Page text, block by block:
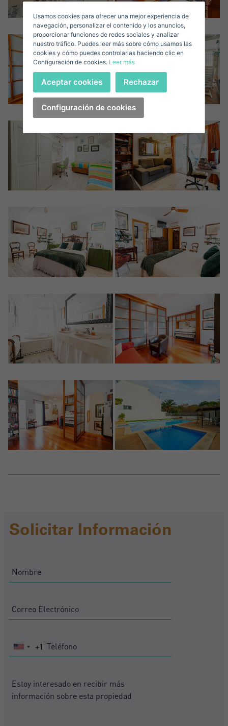
Solicitar Información
United
+1
Acepto losTérminos y condiciones de privacidad
Descargar Expose
Iniciar sesión
¿Has olvidado tu contraseña?
He olvidado mi contraseña
¿No tienes una cuenta?
Crear una cuenta
Correo Electrónico*
Teléfono*
United
States
+1
+1
Acepto losTérminos y condiciones de privacidad
Registrarse
United
States
+1
+1
Usamos cookies para ofrecer una mejor experiencia de
navegación, personalizar el contenido y los anuncios,
proporcionar funciones de redes sociales y analizar
nuestro tráfico. Puedes leer más sobre cómo usamos las
cookies y cómo puedes controlarlas haciendo clic en
Configuración de cookies. Leer más
Configuración de cookies
Aceptar cookies Rechazar